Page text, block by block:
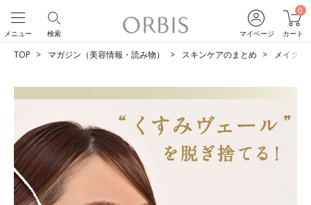
マイページ
0
カート
検索
メニュー
TOP マガジン（美容情報・読み物） スキンケアのまとめ メイクも